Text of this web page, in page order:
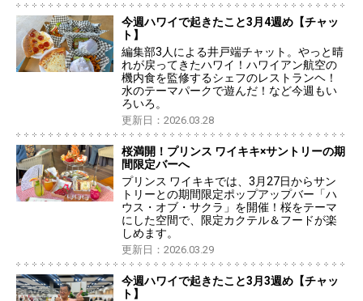
今週ハワイで起きたこと3月4週め【チャッ
ト】
編集部3人による井戸端チャット。やっと晴
れが戻ってきたハワイ！ハワイアン航空の
機内食を監修するシェフのレストランヘ！
水のテーマパークで遊んだ！など今週もい
ろいろ。
更新日：2026.03.28
桜満開！プリンス ワイキキ×サントリーの期
間限定バーへ
プリンス ワイキキでは、3月27日からサン
トリーとの期間限定ポップアップバー「ハ
ウス・オブ・サクラ」を開催！桜をテーマ
にした空間で、限定カクテル＆フードが楽
しめます。
更新日：2026.03.29
今週ハワイで起きたこと3月3週め【チャッ
ト】